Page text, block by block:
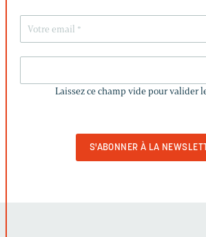
CHAMP
Laissez ce champ vide pour valider